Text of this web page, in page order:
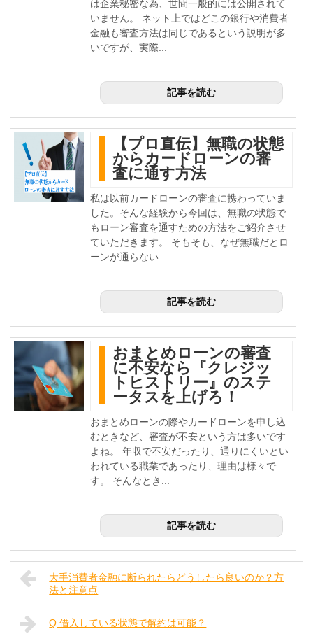
は企業秘密な為、世間一般的には公開されて
いません。 ネット上ではどこの銀行や消費者
金融も審査方法は同じであるという説明が多
いですが、実際...
記事を読む
【プロ直伝】無職の状態
からカードローンの審
査に通す方法
私は以前カードローンの審査に携わっていま
した。そんな経験から今回は、無職の状態で
もローン審査を通すための方法をご紹介させ
ていただきます。 そもそも、なぜ無職だとロ
ーンが通らない...
記事を読む
おまとめローンの審査
に不安なら『クレジッ
トヒストリー』のステ
ータスを上げろ！
おまとめローンの際やカードローンを申し込
むときなど、審査が不安という方は多いです
よね。 年収で不安だったり、通りにくいとい
われている職業であったり、理由は様々で
す。 そんなとき...
記事を読む
大手消費者金融に断られたらどうしたら良いのか？方
法と注意点
Q.借入している状態で解約は可能？